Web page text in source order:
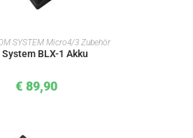
DEN WARENKORB
SYSTEM Micro4/3 Zubehör
System BLX-1 Akku
€ 89,90